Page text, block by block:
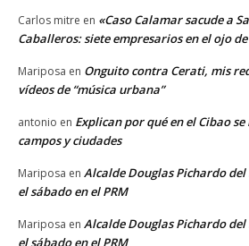
Carlos mitre en «Caso Calamar sacude a
Caballeros: siete empresarios en el ojo
Mariposa en Onguito contra Cerati, mis
vídeos de “música urbana”
antonio en Explican por qué en el Cibao
campos y ciudades
Mariposa en Alcalde Douglas Pichardo
el sábado en el PRM
Mariposa en Alcalde Douglas Pichardo
el sábado en el PRM